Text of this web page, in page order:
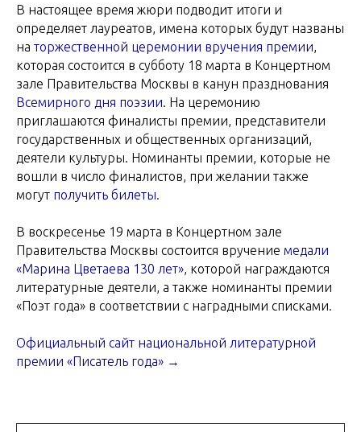
В настоящее время жюри подводит итоги и
определяет лауреатов, имена которых будут названы
на торжественной церемонии вручения премии,
которая состоится в субботу 18 марта в Концертном
зале Правительства Москвы в канун празднования
Всемирного дня поэзии. На церемонию
приглашаются финалисты премии, представители
государственных и общественных организаций,
деятели культуры. Номинанты премии, которые не
вошли в число финалистов, при желании также
могут получить билеты.
В воскресенье 19 марта в Концертном зале
Правительства Москвы состоится вручение медали
«Марина Цветаева 130 лет», которой награждаются
литературные деятели, а также номинанты премии
«Поэт года» в соответствии с наградными списками.
Официальный сайт национальной литературной
премии «Писатель года» →